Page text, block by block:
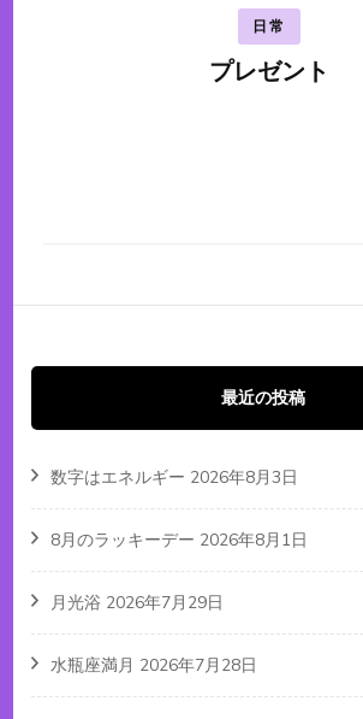
日常
プレゼント
最近の投稿
数字はエネルギー 2026年8月3日
8月のラッキーデー 2026年8月1日
月光浴 2026年7月29日
水瓶座満月 2026年7月28日